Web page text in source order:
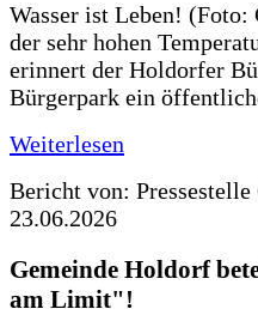
Wasser ist Leben!
der sehr hohen
erinnert der Holdorfer
Bürgerpark ein
Weiterlesen
Bericht von:
23.06.2026
Gemeinde Holdorf
am Limit"!